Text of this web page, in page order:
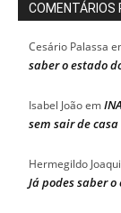
COMENTÁRIOS
Cesário Palassa
saber o estado
Isabel Joãoem
sem sair de casa
Hermegildo
Já podes saber